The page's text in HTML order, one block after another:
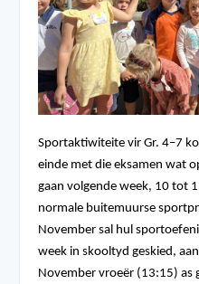
Sportaktiwiteite vir Gr. 4–7
einde met die eksamen wat
gaan volgende week, 10 tot
normale buitemuurse
November sal hul
week in skooltyd geskied,
November vroeër (13:15) as